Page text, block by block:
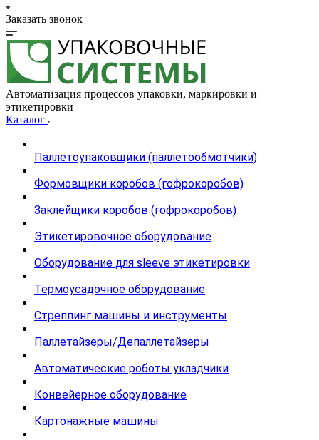
Заказать звонок
Автоматизация процессов упаковки, маркировки и
этикетировки
Каталог
Паллетоупаковщики (паллетообмотчики)
Формовщики коробов (гофрокоробов)
Заклейщики коробов (гофрокоробов)
Этикетировочное оборудование
Оборудование для sleeve этикетировки
Термоусадочное оборудование
Стреппинг машины и инструменты
Паллетайзеры/Депаллетайзеры
Автоматические роботы укладчики
Конвейерное оборудование
Картонажные машины